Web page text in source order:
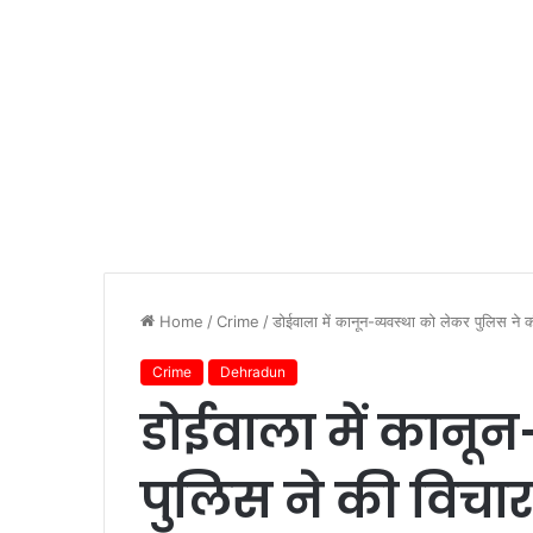
Home /Crime /डोईवाला में कानून-व्यवस्था को लेकर पुलिस ने की
Crime Dehradun
डोईवाला में
पुलिस ने की विचार